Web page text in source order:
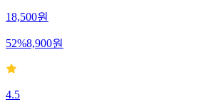
18,500원
52%8,900원
4.5